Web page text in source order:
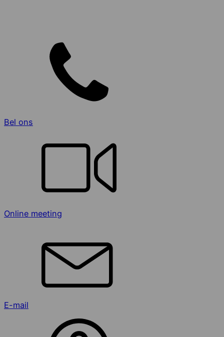
Bel ons
Online meeting
E-mail